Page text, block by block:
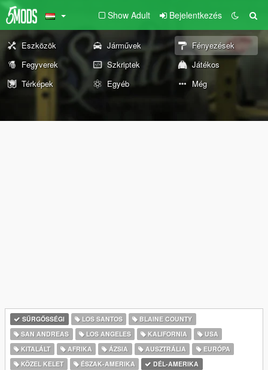
Show Adult Bejelentkezés
Eszközök Járművek
Fényezések
Fegyverek
Szkriptek
Játékos
Térképek
Egyéb Még
SŰRGŐSSÉGI LOS SANTOS
BLAINE COUNTY
SAN ANDREAS
LOS ANGELES KALIFORNIA
USA
KITALÁLT
AFRIKA ÁZSIA AUSZTRÁLIA
EURÓPA
KÖZEL KELET
ÉSZAK-AMERIKA DÉL-AMERIKA